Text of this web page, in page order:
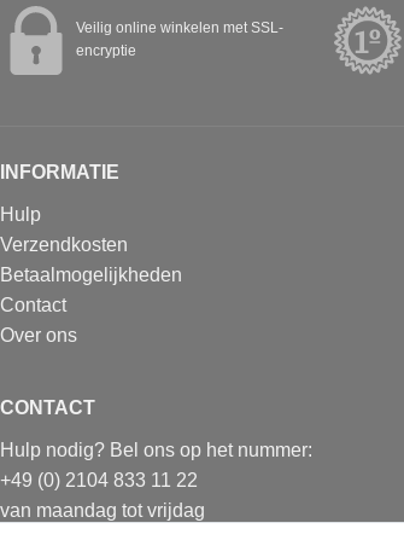
Veilig online winkelen met SSL-
encryptie
INFORMATIE
Hulp
Verzendkosten
Betaalmogelijkheden
Contact
Over ons
CONTACT
Hulp nodig? Bel ons op het nummer:
+49 (0) 2104 833 11 22
van maandag tot vrijdag